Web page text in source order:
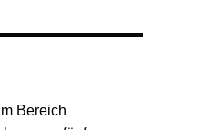
Bereich